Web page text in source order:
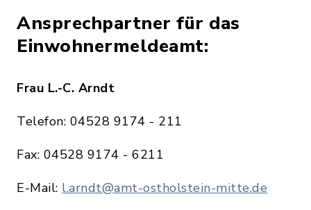
Ansprechpartner für das
Einwohnermeldeamt:
Frau L.-C. Arndt
Telefon: 04528 9174 - 211
Fax: 04528 9174 - 6211
E-Mail: l.arndt@amt-ostholstein-mitte.de